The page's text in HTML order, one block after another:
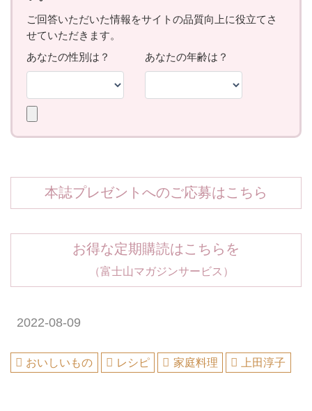
本誌プレゼントへのご応募はこちら
お得な定期購読はこちらを
（富士山マガジンサービス）
2022-08-09
おいしいもの レシピ 家庭料理 上田淳子